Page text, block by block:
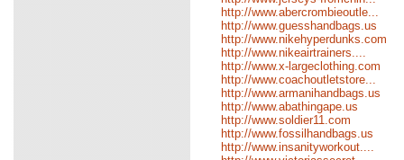
http://www.abercrombieoutle...
http://www.guesshandbags.us
http://www.nikehyperdunks.com
http://www.nikeairtrainers....
http://www.x-largeclothing.com
http://www.coachoutletstore...
http://www.armanihandbags.us
http://www.abathingape.us
http://www.soldier11.com
http://www.fossilhandbags.us
http://www.insanityworkout....